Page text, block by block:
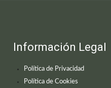
Información Legal
Política de Privacidad
Política de Cookies